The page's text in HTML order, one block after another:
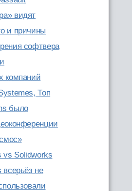
видят
и причины
софтвера
компаний
Топ
было
vs Solidworks
не